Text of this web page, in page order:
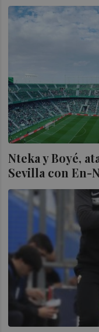
Nteka y Boyé,
Sevilla con En-